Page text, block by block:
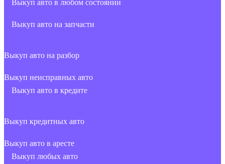
Выкуп авто в любом состоянии
Выкуп авто на запчасти
Выкуп авто на разбор
Выкуп неисправных авто
Выкуп авто в кредите
Выкуп кредитных авто
Выкуп авто в аресте
Выкуп любых авто